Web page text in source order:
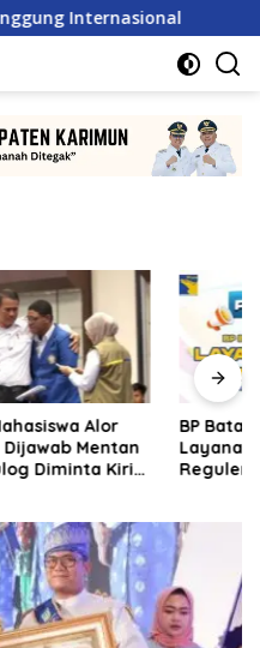
Keluhan
BP Batam Segera Buka
Layanan Alokasi Tanah
Reguler Berbasis Digital